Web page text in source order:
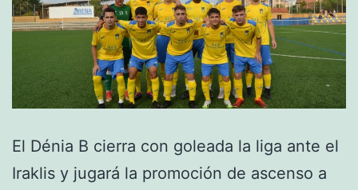
El Dénia B cierra con goleada la liga ante el
Iraklis y jugará la promoción de ascenso a